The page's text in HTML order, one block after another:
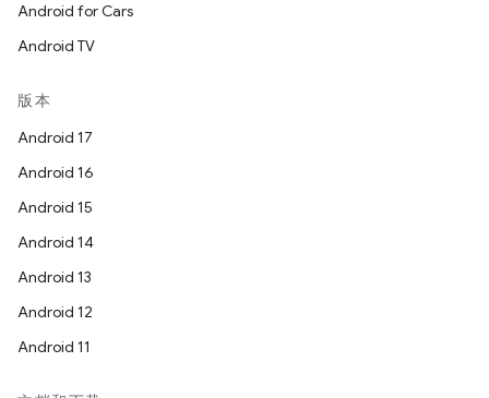
Android for Cars
Android TV
版本
Android 17
Android 16
Android 15
Android 14
Android 13
Android 12
Android 11